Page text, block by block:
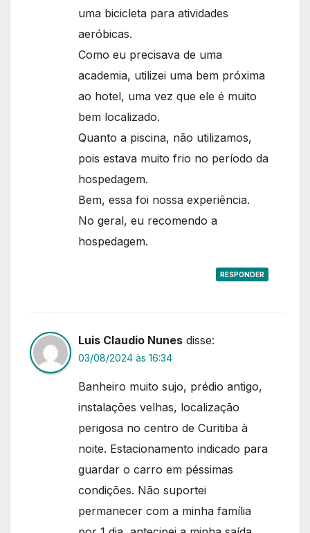
uma bicicleta para atividades
aeróbicas.
Como eu precisava de uma
academia, utilizei uma bem próxima
ao hotel, uma vez que ele é muito
bem localizado.
Quanto a piscina, não utilizamos,
pois estava muito frio no período da
hospedagem.
Bem, essa foi nossa experiência.
No geral, eu recomendo a
hospedagem.
RESPONDER
Luis Claudio Nunes disse:
03/08/2024 às 16:34
Banheiro muito sujo, prédio antigo,
instalações velhas, localização
perigosa no centro de Curitiba à
noite. Estacionamento indicado para
guardar o carro em péssimas
condições. Não suportei
permanecer com a minha família